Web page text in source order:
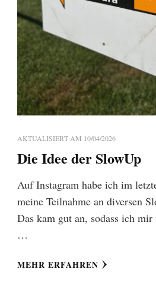
AKTUALISIERT AM 10/04/2026
Die Idee der SlowUp
Auf Instagram habe ich im
meine Teilnahme an diversen
Das kam gut an, sodass ich
…
MEHR ERFAHREN